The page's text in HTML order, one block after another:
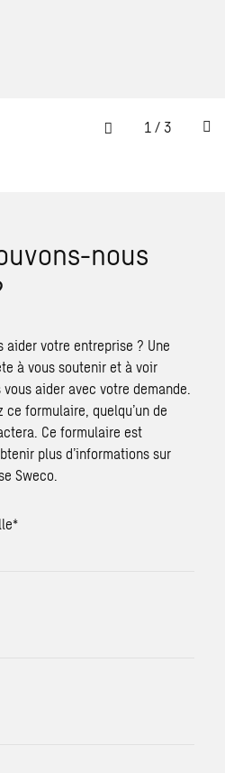
1 / 3
nous
aider votre entreprise ? Une
à vous soutenir et à voir
aider avec votre demande.
ce formulaire, quelqu’un de
Ce formulaire est
plus d’informations sur
Sweco.
*